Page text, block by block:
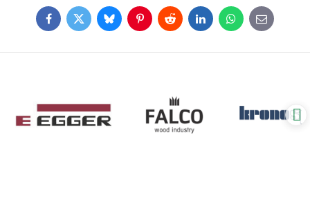
FacebookTwitterBlueskyPinterestReddit LinkedInWhatsApp
E-
mail